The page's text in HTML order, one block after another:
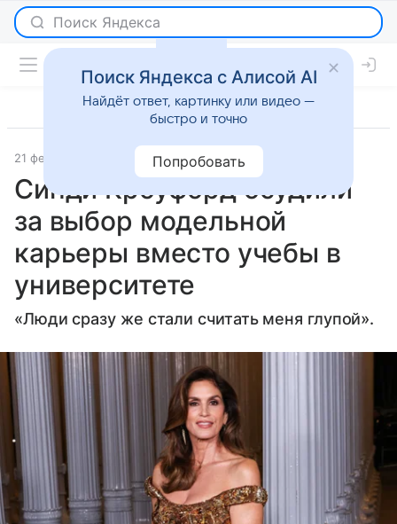
21 февраля 2026 Lenta.Ru Светская жизнь
Синди Кроуфорд осудили
за выбор модельной
карьеры вместо учебы в
университете
«Люди сразу же стали считать меня глупой».
Поиск Яндекса с Алисой AI
Найдёт ответ, картинку или видео —
быстро и точно
Попробовать